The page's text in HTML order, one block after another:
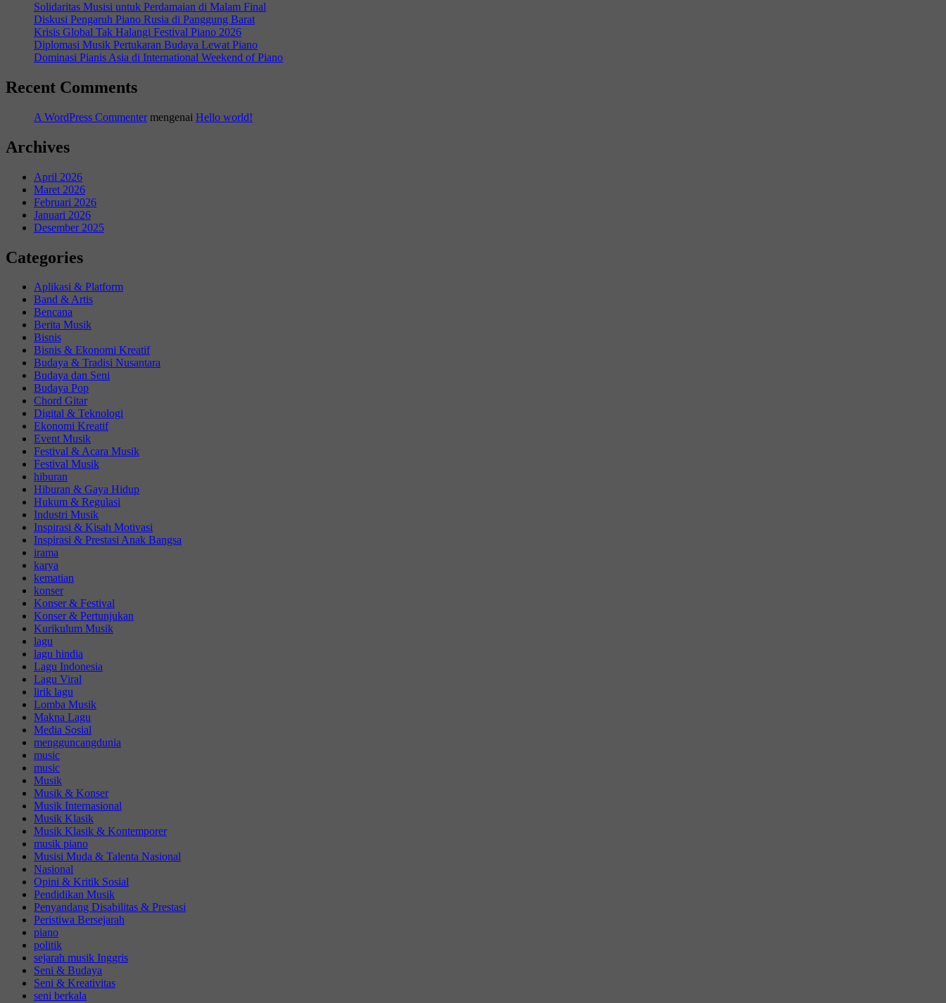
Solidaritas Musisi untuk Perdamaian di Malam Final
Diskusi Pengaruh Piano Rusia di Panggung Barat
Krisis Global Tak Halangi Festival Piano 2026
Diplomasi Musik Pertukaran Budaya Lewat Piano
Dominasi Pianis Asia di International Weekend of Piano
Recent Comments
A WordPress Commentermengenai Hello world!
Archives
April 2026
Maret 2026
Februari 2026
Januari 2026
Desember 2025
Categories
Aplikasi & Platform
Band & Artis
Bencana
Berita Musik
Bisnis
Bisnis & Ekonomi Kreatif
Budaya & Tradisi Nusantara
Budaya dan Seni
Budaya Pop
Chord Gitar
Digital & Teknologi
Ekonomi Kreatif
Event Musik
Festival & Acara Musik
Festival Musik
hiburan
Hiburan & Gaya Hidup
Hukum & Regulasi
Industri Musik
Inspirasi & Kisah Motivasi
Inspirasi & Prestasi Anak Bangsa
irama
karya
kematian
konser
Konser & Festival
Konser & Pertunjukan
Kurikulum Musik
lagu
lagu hindia
Lagu Indonesia
Lagu Viral
lirik lagu
Lomba Musik
Makna Lagu
Media Sosial
mengguncangdunia
music
music
Musik
Musik & Konser
Musik Internasional
Musik Klasik
Musik Klasik & Kontemporer
musik piano
Musisi Muda & Talenta Nasional
Nasional
Opini & Kritik Sosial
Pendidikan Musik
Penyandang Disabilitas & Prestasi
Peristiwa Bersejarah
piano
politik
sejarah musik Inggris
Seni & Budaya
Seni & Kreativitas
seni berkala